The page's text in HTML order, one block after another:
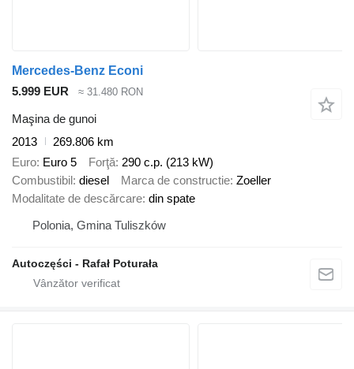
Mercedes-Benz Econi
5.999 EUR
≈ 31.480 RON
Maşina de gunoi
2013
269.806 km
Euro Euro 5 Forţă 290 c.p. (213 kW)
Combustibil diesel Marca de constructie Zoeller
Modalitate de descărcare din spate
Polonia, Gmina Tuliszków
Autoczęści - Rafał Poturała